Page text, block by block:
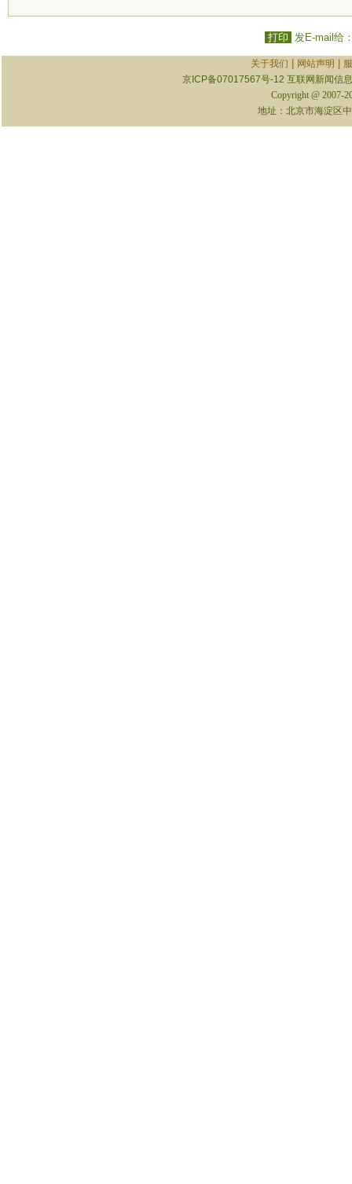
打印 发E-mail给
关于我们 网站声明
京ICP备07017567号-12 互联网新闻信
Copyright @ 2007-
地址：北京市海淀区